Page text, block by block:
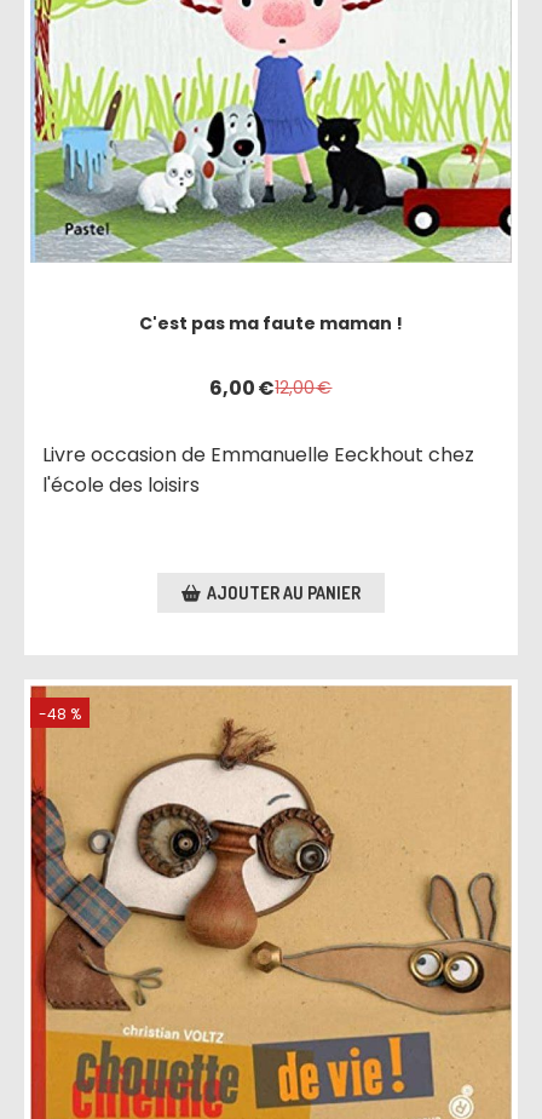
C'est pas ma faute maman !
6,00€12,00€
Livre occasion de Emmanuelle Eeckhout chez
l'école des loisirs
AJOUTER AU PANIER
-48 %